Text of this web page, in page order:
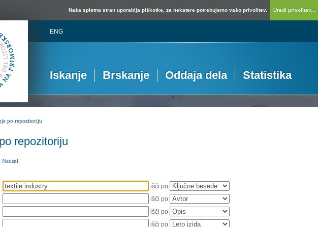
Naša spletna stran uporablja piškotke, za nekatere potrebujemo vašo privolitev. Uredi privolitev...
ENG
Iskanje Brskanje Oddaja dela Statistika
po repozitoriju
repozitoriju
Natisni
išči po
išči po
išči po
išči po